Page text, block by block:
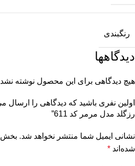
رنگبندی
دیدگاهها
هیچ دیدگاهی برای این محصول نوشته
اولین نفری باشید که دیدگاهی را ارسال
رزگلد مدل مرمر کد 611”
نشانی ایمیل شما منتشر نخواهد شد.
شده‌اند *